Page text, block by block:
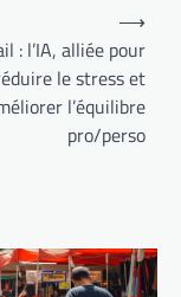
: l’IA, alliée pour
le stress et
l’équilibre
pro/perso
⟶